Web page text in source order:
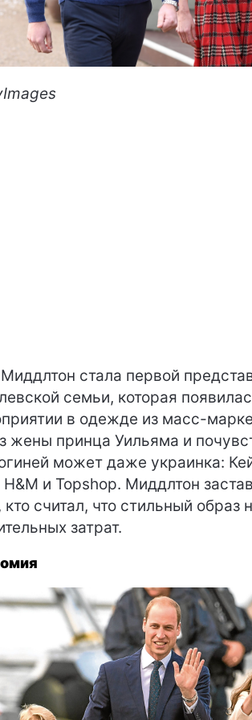
стала первой
семьи, которая
в одежде из масс-
жены принца Уильяма и
может даже украинка:
H&M и Topshop. Миддлтон
кто считал, что стильный образ
затрат.